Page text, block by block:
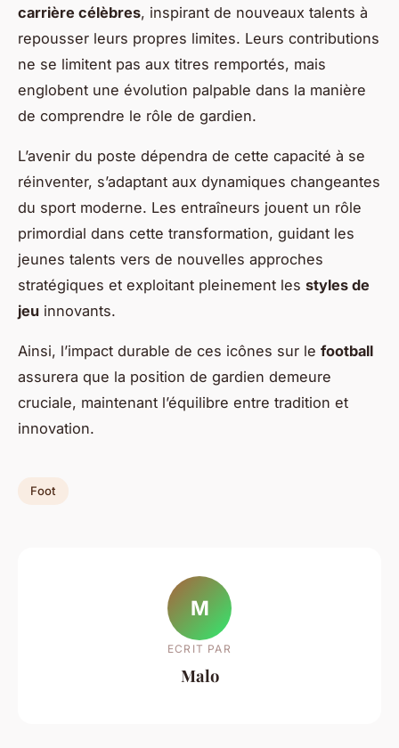
carrière célèbres, inspirant de nouveaux talents à
repousser leurs propres limites. Leurs contributions
ne se limitent pas aux titres remportés, mais
englobent une évolution palpable dans la manière
de comprendre le rôle de gardien.
L’avenir du poste dépendra de cette capacité à se
réinventer, s’adaptant aux dynamiques changeantes
du sport moderne. Les entraîneurs jouent un rôle
primordial dans cette transformation, guidant les
jeunes talents vers de nouvelles approches
stratégiques et exploitant pleinement les styles de
jeu innovants.
Ainsi, l’impact durable de ces icônes sur le football
assurera que la position de gardien demeure
cruciale, maintenant l’équilibre entre tradition et
innovation.
Foot
M
ECRIT PAR
Malo